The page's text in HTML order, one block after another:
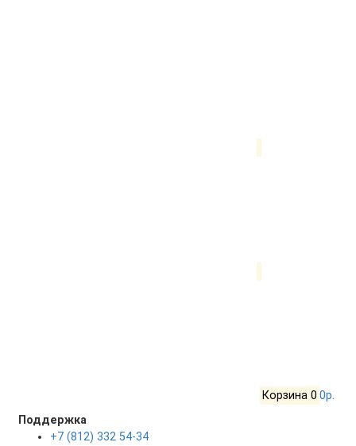
Корзина 0 0р.
Поддержка
+7 (812) 332 54-34